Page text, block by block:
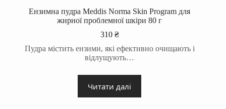
Ензимна пудра Meddis Norma Skin Program для
жирної проблемної шкіри 80 г
310 ₴
Пудра містить ензими, які ефективно очищають і
відлущують…
Читати далі